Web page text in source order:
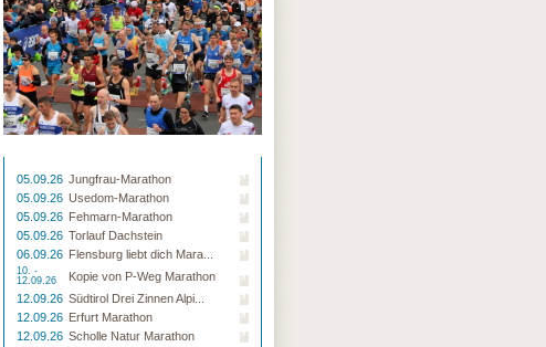
05.09.26 Jungfrau-Marathon
05.09.26 Usedom-Marathon
05.09.26 Fehmarn-Marathon
05.09.26 Torlauf Dachstein
06.09.26 Flensburg liebt dich Mara...
10. -
12.09.26
Kopie von P-Weg Marathon
12.09.26 Südtirol Drei Zinnen Alpi...
12.09.26 Erfurt Marathon
12.09.26 Scholle Natur Marathon